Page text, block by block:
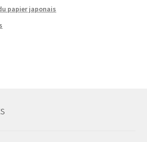
papier japonais